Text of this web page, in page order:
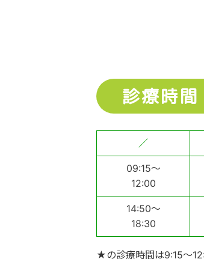
診療時
／
09:15～
12:00
14:50～
18:30
★の診療時間は9:15～